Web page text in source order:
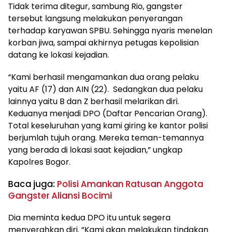
Tidak terima ditegur, sambung Rio, gangster
tersebut langsung melakukan penyerangan
terhadap karyawan SPBU. Sehingga nyaris menelan
korban jiwa, sampai akhirnya petugas kepolisian
datang ke lokasi kejadian.
“Kami berhasil mengamankan dua orang pelaku
yaitu AF (17) dan AIN (22). Sedangkan dua pelaku
lainnya yaitu B dan Z berhasil melarikan diri.
Keduanya menjadi DPO (Daftar Pencarian Orang).
Total keseluruhan yang kami giring ke kantor polisi
berjumlah tujuh orang. Mereka teman-temannya
yang berada di lokasi saat kejadian,” ungkap
Kapolres Bogor.
Baca juga: Polisi Amankan Ratusan Anggota
Gangster Aliansi Bocimi
Dia meminta kedua DPO itu untuk segera